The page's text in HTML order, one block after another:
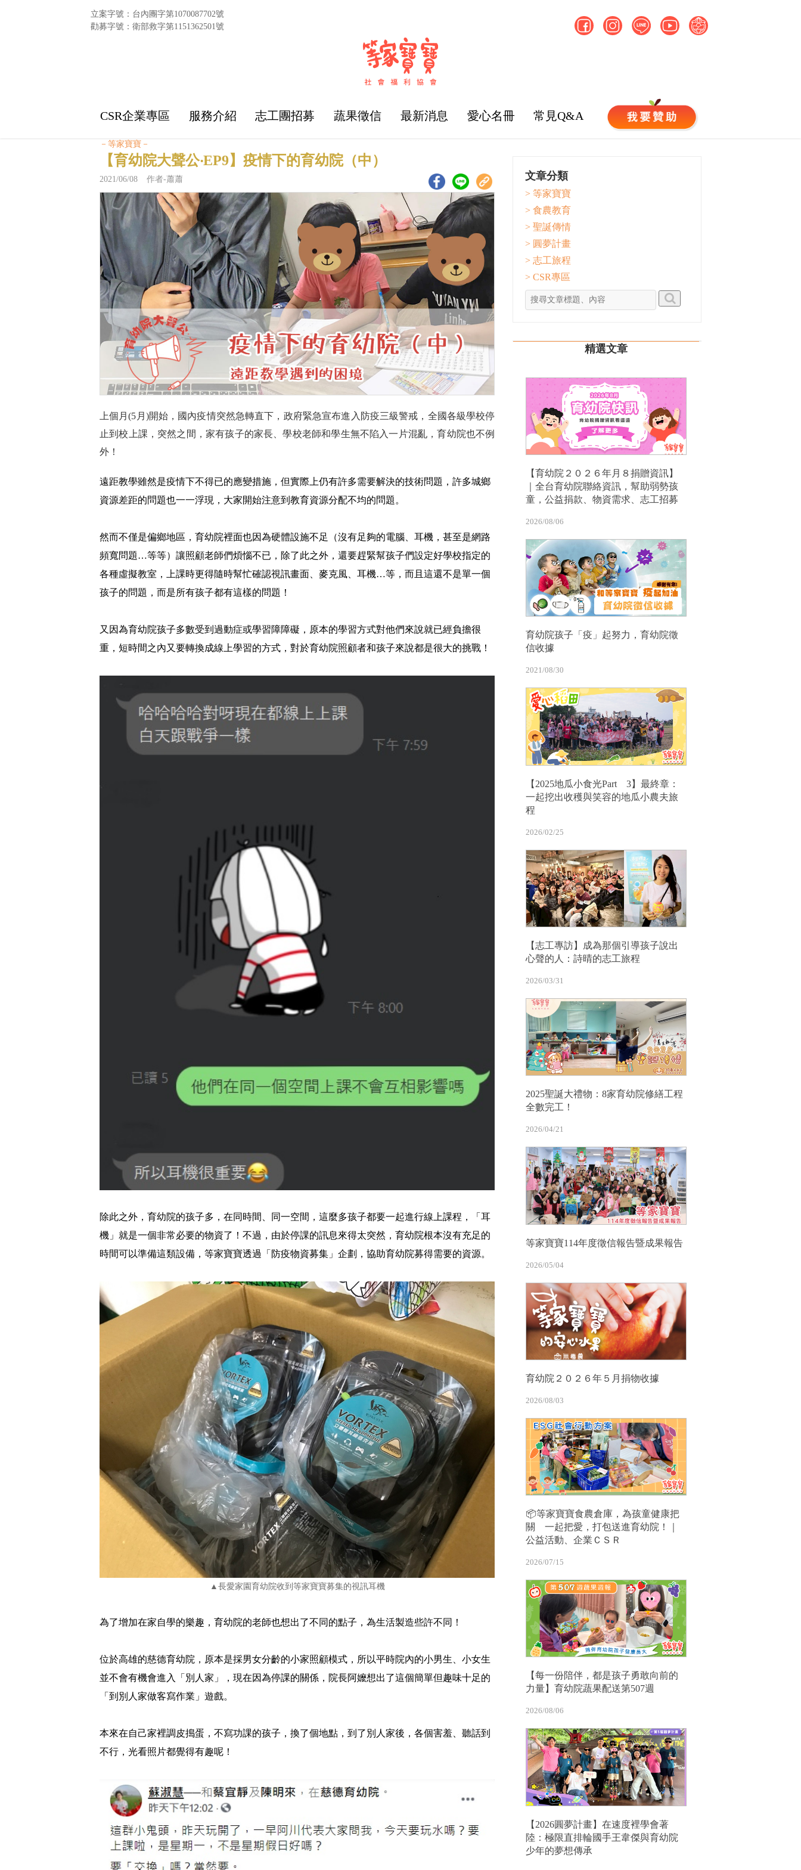
立案字號：台內團字第1070087702號
勸募字號：衛部救字第1151362501號
CSR企業專區 服務介紹 志工團招募 蔬果徵信 最新消息 愛心名冊 常見Q&A
－等家寶寶－
【育幼院大聲公‧EP9】疫情下的育幼院（中）
2021/06/08 作者-蕭蕭
上個月(5月)開始，國內疫情突然急轉直下，政府緊急宣布進入防疫三級警戒，全國各級學校停
止到校上課，突然之間，家有孩子的家長、學校老師和學生無不陷入一片混亂，育幼院也不例
外！
遠距教學雖然是疫情下不得已的應變措施，但實際上仍有許多需要解決的技術問題，許多城鄉
資源差距的問題也一一浮現，大家開始注意到教育資源分配不均的問題。
然而不僅是偏鄉地區，育幼院裡面也因為硬體設施不足（沒有足夠的電腦、耳機，甚至是網路
頻寬問題…等等）讓照顧老師們煩惱不已，除了此之外，還要趕緊幫孩子們設定好學校指定的
各種虛擬教室，上課時更得隨時幫忙確認視訊畫面、麥克風、耳機…等，而且這還不是單一個
孩子的問題，而是所有孩子都有這樣的問題！
又因為育幼院孩子多數受到過動症或學習障障礙，原本的學習方式對他們來說就已經負擔很
重，短時間之內又要轉換成線上學習的方式，對於育幼院照顧者和孩子來說都是很大的挑戰！
除此之外，育幼院的孩子多，在同時間、同一空間，這麼多孩子都要一起進行線上課程，「耳
機」就是一個非常必要的物資了！不過，由於停課的訊息來得太突然，育幼院根本沒有充足的
時間可以準備這類設備，等家寶寶透過「防疫物資募集」企劃，協助育幼院募得需要的資源。
▲長愛家園育幼院收到等家寶寶募集的視訊耳機
為了增加在家自學的樂趣，育幼院的老師也想出了不同的點子，為生活製造些許不同！
位於高雄的慈德育幼院，原本是採男女分齡的小家照顧模式，所以平時院內的小男生、小女生
並不會有機會進入「別人家」，現在因為停課的關係，院長阿嬤想出了這個簡單但趣味十足的
「到別人家做客寫作業」遊戲。
本來在自己家裡調皮搗蛋，不寫功課的孩子，換了個地點，到了別人家後，各個害羞、聽話到
不行，光看照片都覺得有趣呢！
文章分類
> 等家寶寶
> 食農教育
> 聖誕傳情
> 圓夢計畫
> 志工旅程
> CSR專區
精選文章
【育幼院２０２６年月８捐贈資訊】
｜全台育幼院聯絡資訊，幫助弱勢孩
童，公益捐款、物資需求、志工招募
2026/08/06
育幼院孩子「疫」起努力，育幼院徵
信收據
2021/08/30
【2025地瓜小食光Part 3】最終章：
一起挖出收穫與笑容的地瓜小農夫旅
程
2026/02/25
【志工專訪】成為那個引導孩子說出
心聲的人：詩晴的志工旅程
2026/03/31
2025聖誕大禮物：8家育幼院修繕工程
全數完工！
2026/04/21
等家寶寶114年度徵信報告暨成果報告
2026/05/04
育幼院２０２６年５月捐物收據
2026/08/03
📦等家寶寶食農倉庫，為孩童健康把
關 一起把愛，打包送進育幼院！｜
公益活動、企業ＣＳＲ
2026/07/15
【每一份陪伴，都是孩子勇敢向前的
力量】育幼院蔬果配送第507週
2026/08/06
【2026圓夢計畫】在速度裡學會著
陸：極限直排輪國手王韋傑與育幼院
少年的夢想傳承